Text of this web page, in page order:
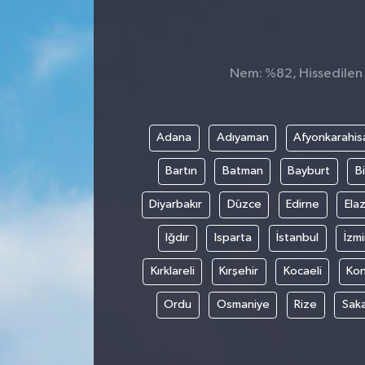
Nem: %82, Hissedilen
Adana Adıyaman
Bartın Batman Bayburt
Diyarbakır Düzce Edirne
Iğdır Isparta İstanbul
Kırklareli Kırşehir Kocaeli
Ordu Osmaniye Rize
OTOMOBİL